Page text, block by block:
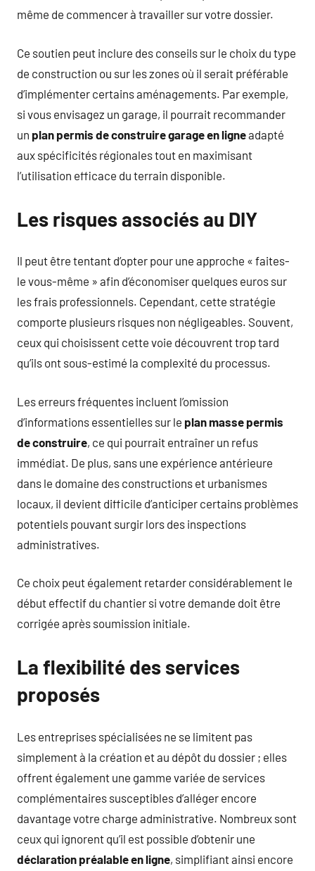
même de commencer à travailler sur votre dossier.
Ce soutien peut inclure des conseils sur le choix du type
de construction ou sur les zones où il serait préférable
d’implémenter certains aménagements. Par exemple,
si vous envisagez un garage, il pourrait recommander
un plan permis de construire garage en ligneadapté
aux spécificités régionales tout en maximisant
l’utilisation efficace du terrain disponible.
Les risques associés au DIY
Il peut être tentant d’opter pour une approche « faites-
le vous-même » afin d’économiser quelques euros sur
les frais professionnels. Cependant, cette stratégie
comporte plusieurs risques non négligeables. Souvent,
ceux qui choisissent cette voie découvrent trop tard
qu’ils ont sous-estimé la complexité du processus.
Les erreurs fréquentes incluent l’omission
d’informations essentielles sur le plan masse permis
de construire, ce qui pourrait entraîner un refus
immédiat. De plus, sans une expérience antérieure
dans le domaine des constructions et urbanismes
locaux, il devient difficile d’anticiper certains problèmes
potentiels pouvant surgir lors des inspections
administratives.
Ce choix peut également retarder considérablement le
début effectif du chantier si votre demande doit être
corrigée après soumission initiale.
La flexibilité des services
proposés
Les entreprises spécialisées ne se limitent pas
simplement à la création et au dépôt du dossier ; elles
offrent également une gamme variée de services
complémentaires susceptibles d’alléger encore
davantage votre charge administrative. Nombreux sont
ceux qui ignorent qu’il est possible d’obtenir une
déclaration préalable en ligne, simplifiant ainsi encore